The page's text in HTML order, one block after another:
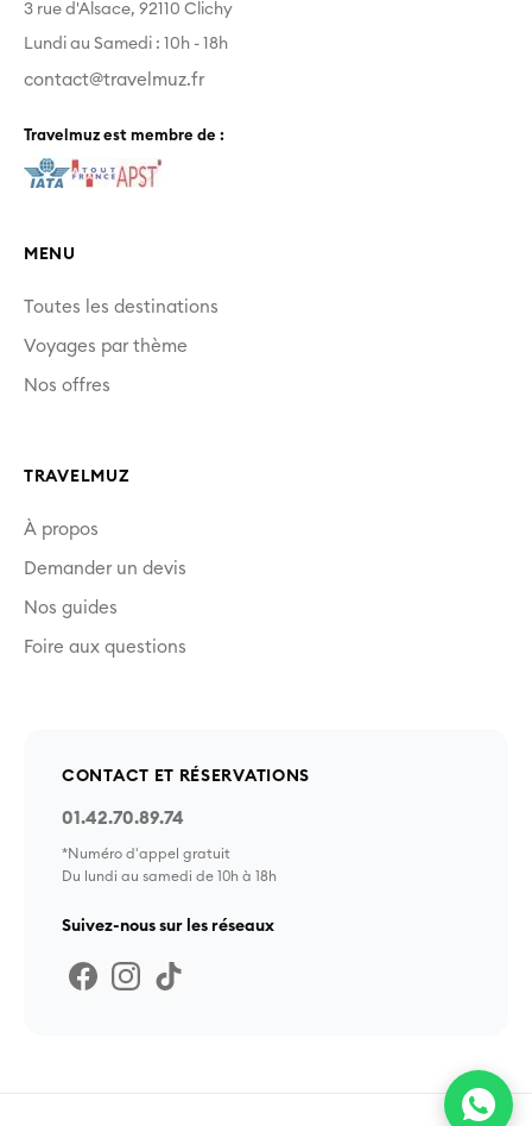
3 rue d'Alsace, 92110 Clichy
Lundi au Samedi : 10h - 18h
contact@travelmuz.fr
Travelmuz est membre de :
MENU
Toutes les destinations
Voyages par thème
Nos offres
TRAVELMUZ
À propos
Demander un devis
Nos guides
Foire aux questions
CONTACT ET RÉSERVATIONS
01.42.70.89.74
*Numéro d'appel gratuit
Du lundi au samedi de 10h à 18h
Suivez-nous sur les réseaux